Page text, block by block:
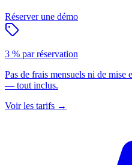
Réserver une démo
3 % par réservation
Pas de frais mensuels ni de mise
— tout inclus.
Voir les tarifs →